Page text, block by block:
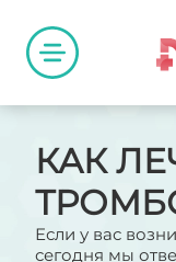
КАК
Если у вас
сегодня мы